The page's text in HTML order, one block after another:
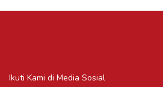
Ikuti Kami di Media Sosial